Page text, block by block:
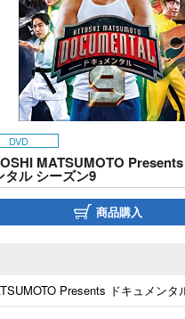
DVD
MATSUMOTO
タル シーズン9
商品購入
Presents ドキュメンタ